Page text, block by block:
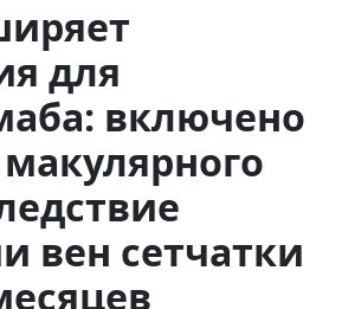
для
включено
вен сетчатки